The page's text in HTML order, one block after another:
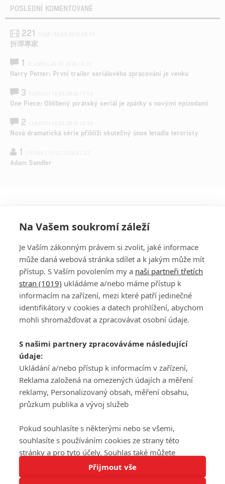
Tato stránka používá soubory cookies.
POSLEDNÍ KOMENTOVANÉ
221
拆彈專家
1
Harry Potter: První trailer seriálového zpracování je venku
3
One Piece: Oblíbený pirátský seriál je zpátky s novými epizodami
2
Nová dramatická série přiblíží skutečný únos letadla teroristy
1
Adam Sandler
PŘIHLÁSIT
REGISTROVAT
DISKUZE
Šéfredaktorkou webu jePetr Slavík, e-mailserialy@fandimefilmu.cz
Máte-li zájem o inzerci na našem webu napište nám na e-mail
studio@koncal.com
Ochrana osobních údajů|Zásady používání cookies |Pravidla webu
Upravit nastavení soukromí
© 2016 – 2026 FandimeSerialum.cz / All rights reserved /
Na Vašem soukromí záleží
Je Vaším zákonným právem si zvolit, jaké informace
může daná webová stránka sdílet a k jakým může mít
přístup. S Vaším povolením my a naši partneři třetích
stran (1019) ukládáme a/nebo máme přístup k
informacím na zařízení, mezi které patří jedinečné
identifikátory v cookies a datech prohlížení, abychom
mohli shromažďovat a zpracovávat osobní údaje.
S našimi partnery zpracováváme následující
údaje:
Ukládání a/nebo přístup k informacím v zařízení,
Reklama založená na omezených údajích a měření
reklamy, Personalizovaný obsah, měření obsahu,
průzkum publika a vývoj služeb
Pokud souhlasíte s některými nebo se všemi,
souhlasíte s používáním cookies ze strany této
stránky a pro tyto účely. Souhlas také můžete
odmítnout, ale v takovém případě vám na stránce
nebudou k dispozici některé personalizované funkce.
Přijmout vše